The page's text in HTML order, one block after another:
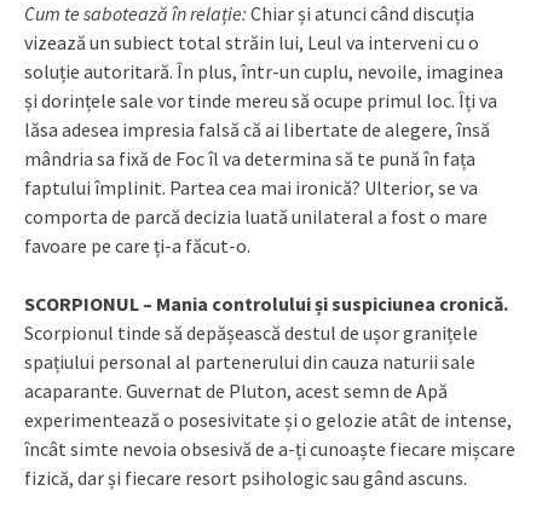
Cum te sabotează în relație: Chiar și atunci când discuția
vizează un subiect total străin lui, Leul va interveni cu o
soluție autoritară. În plus, într-un cuplu, nevoile, imaginea
și dorințele sale vor tinde mereu să ocupe primul loc. Îți va
lăsa adesea impresia falsă că ai libertate de alegere, însă
mândria sa fixă de Foc îl va determina să te pună în fața
faptului împlinit. Partea cea mai ironică? Ulterior, se va
comporta de parcă decizia luată unilateral a fost o mare
favoare pe care ți-a făcut-o.
SCORPIONUL – Mania controlului și suspiciunea cronică.
Scorpionul tinde să depășească destul de ușor granițele
spațiului personal al partenerului din cauza naturii sale
acaparante. Guvernat de Pluton, acest semn de Apă
experimentează o posesivitate și o gelozie atât de intense,
încât simte nevoia obsesivă de a-ți cunoaște fiecare mișcare
fizică, dar și fiecare resort psihologic sau gând ascuns.